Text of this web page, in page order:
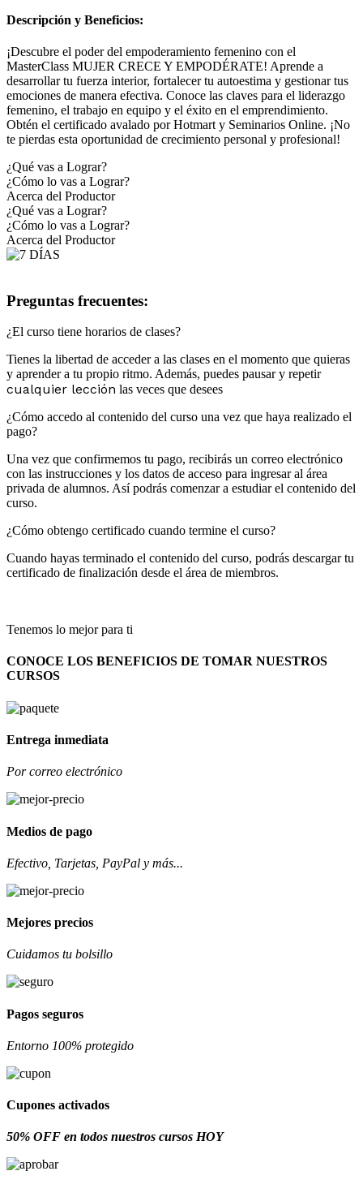
Descripción y Beneficios:
¡Descubre el poder del empoderamiento femenino con el
MasterClass MUJER CRECE Y EMPODÉRATE! Aprende a
desarrollar tu fuerza interior, fortalecer tu autoestima y gestionar tus
emociones de manera efectiva. Conoce las claves para el liderazgo
femenino, el trabajo en equipo y el éxito en el emprendimiento.
Obtén el certificado avalado por Hotmart y Seminarios Online. ¡No
te pierdas esta oportunidad de crecimiento personal y profesional!
¿Qué vas a Lograr?
¿Cómo lo vas a Lograr?
Acerca del Productor
¿Qué vas a Lograr?
¿Cómo lo vas a Lograr?
Acerca del Productor
Preguntas frecuentes:
¿El curso tiene horarios de clases?
Tienes la libertad de acceder a las clases en el momento que quieras
y aprender a tu propio ritmo. Además, puedes pausar y repetir
cualquier lección las veces que desees
¿Cómo accedo al contenido del curso una vez que haya realizado el
pago?
Una vez que confirmemos tu pago, recibirás un correo electrónico
con las instrucciones y los datos de acceso para ingresar al área
privada de alumnos. Así podrás comenzar a estudiar el contenido del
curso.
¿Cómo obtengo certificado cuando termine el curso?
Cuando hayas terminado el contenido del curso, podrás descargar tu
certificado de finalización desde el área de miembros.
Tenemos lo mejor para ti
CONOCE LOS BENEFICIOS DE TOMAR NUESTROS
CURSOS
Entrega inmediata
Por correo electrónico
Medios de pago
Efectivo, Tarjetas, PayPal y más...
Mejores precios
Cuidamos tu bolsillo
Pagos seguros
Entorno 100% protegido
Cupones activados
50% OFF en todos nuestros cursos HOY